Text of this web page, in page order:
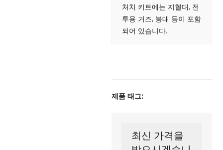
처치 키트에는 지혈대, 전
투용 거즈, 붕대 등이 포함
되어 있습니다.
제품 태그:
최신 가격을